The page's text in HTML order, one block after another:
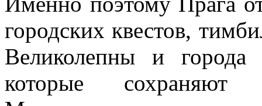
городских квестов,
Великолепны и города
которые